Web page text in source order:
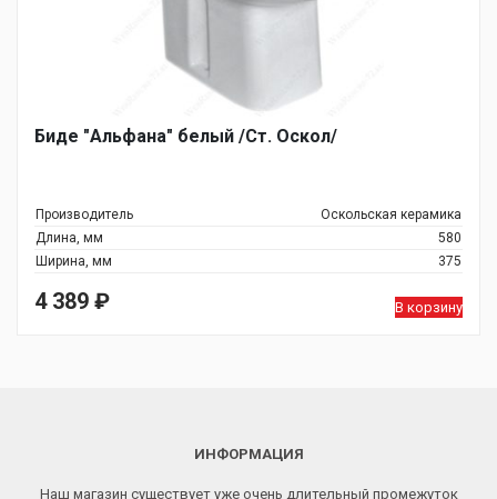
Биде "Альфана" белый /Ст. Оскол/
Производитель
Оскольская керамика
Длина, мм
580
Ширина, мм
375
4 389 ₽ В корзину
ИНФОРМАЦИЯ
Наш магазин существует уже очень длительный промежуток